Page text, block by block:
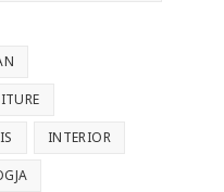
INTERIOR